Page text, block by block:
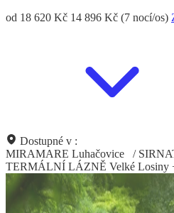
od 18 620 Kč 14 896 Kč (7 nocí/os)
Dostupné v :
MIRAMARE Luhačovice
/
TERMÁLNÍ LÁZNĚ Velké Losiny